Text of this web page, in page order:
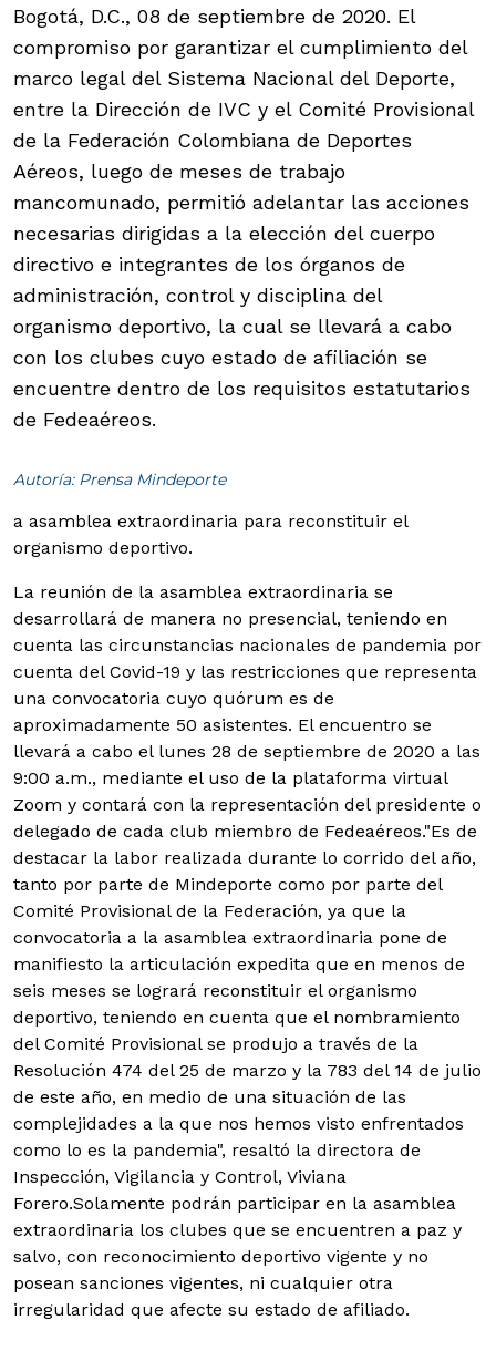
Bogotá, D.C., 08 de septiembre de 2020. El
compromiso por garantizar el cumplimiento del
marco legal del Sistema Nacional del Deporte,
entre la Dirección de IVC y el Comité Provisional
de la Federación Colombiana de Deportes
Aéreos, luego de meses de trabajo
mancomunado, permitió adelantar las acciones
necesarias dirigidas a la elección del cuerpo
directivo e integrantes de los órganos de
administración, control y disciplina del
organismo deportivo, la cual se llevará a cabo
con los clubes cuyo estado de afiliación se
encuentre dentro de los requisitos estatutarios
de Fedeaéreos.
Autoría: Prensa Mindeporte
a asamblea extraordinaria para reconstituir el
organismo deportivo.
La reunión de la asamblea extraordinaria se
desarrollará de manera no presencial, teniendo en
cuenta las circunstancias nacionales de pandemia por
cuenta del Covid-19 y las restricciones que representa
una convocatoria cuyo quórum es de
aproximadamente 50 asistentes. El encuentro se
llevará a cabo el lunes 28 de septiembre de 2020 a las
9:00 a.m., mediante el uso de la plataforma virtual
Zoom y contará con la representación del presidente o
delegado de cada club miembro de Fedeaéreos."Es de
destacar la labor realizada durante lo corrido del año,
tanto por parte de Mindeporte como por parte del
Comité Provisional de la Federación, ya que la
convocatoria a la asamblea extraordinaria pone de
manifiesto la articulación expedita que en menos de
seis meses se logrará reconstituir el organismo
deportivo, teniendo en cuenta que el nombramiento
del Comité Provisional se produjo a través de la
Resolución 474 del 25 de marzo y la 783 del 14 de julio
de este año, en medio de una situación de las
complejidades a la que nos hemos visto enfrentados
como lo es la pandemia", resaltó la directora de
Inspección, Vigilancia y Control, Viviana
Forero.Solamente podrán participar en la asamblea
extraordinaria los clubes que se encuentren a paz y
salvo, con reconocimiento deportivo vigente y no
posean sanciones vigentes, ni cualquier otra
irregularidad que afecte su estado de afiliado.